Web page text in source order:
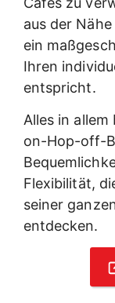
aus der
ein
Ihren
entspricht.
Alles in
on-Hop-off-
Flexibilität,
seiner
entdecken.